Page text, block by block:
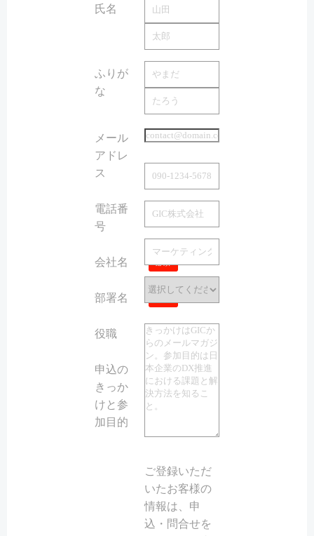
氏名 必須
ふりが
な
必須
メール
アドレ
ス
必須
電話番
号
会社名 必須
部署名
役職 必須
申込の
きっか
けと参
加目的
ご登録いただ
いたお客様の
情報は、申
込・問合せを